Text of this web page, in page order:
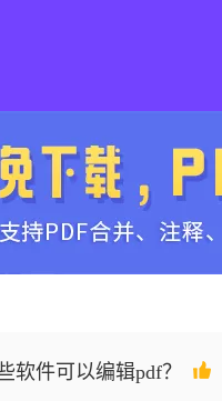
软件可以编辑pdf？